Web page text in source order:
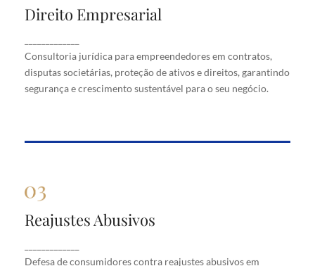
Direito Empresarial
Consultoria jurídica para empreendedores em contratos,
disputas societárias, proteção de ativos e direitos, garantindo
segurança e crescimento sustentável para o seu negócio.
Direito Empresarial
contratos, disputas societárias, proteção de ativos
e direitos, garantindo segurança e crescimento
sustentável para o seu negócio.
Reajustes Abusivos
Defesa de consumidores contra reajustes abusivos em
Reajustes Abusivos
em contratos, como planos de saúde e serviços
essenciais, buscando equilíbrio e justiça nos valores